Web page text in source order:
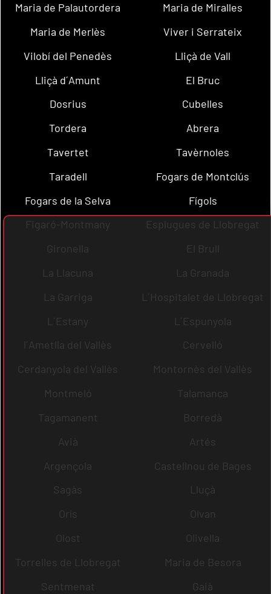
Maria de Palautordera
Maria de Miralles
Maria de Merlès
Viver i Serrateix
Vilobí del Penedès
Lliçà de Vall
Lliçà d´Amunt
El Bruc
Dosrius
Cubelles
Tordera
Abrera
Tavertet
Tavèrnoles
Taradell
Fogars de Montclús
Fogars de la Selva
Fígols
Figaró-Montmany
Esplugues de Llobregat
Gironella
El Brull
La Llacuna
La Granada
La Garriga
L´Hospitalet de Llobregat
L´Estany
L´Espunyola
l´Ametlla del Vallès
Cervelló
Cerdanyola del Vallès
Montornès del Vallès
Montmeló
Talamanca
Tagamanent
Borredà
Avià
Artés
Argençola
Castellnou de Bages
Sagàs
Lluçà
Orís
Olvan
Olost
Olivella
Torrelles de Llobregat
Maria de Besora
Sentmenat
Gaià